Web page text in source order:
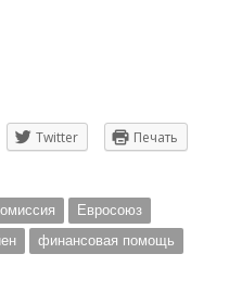
Twitter Печать
Евросоюз
финансовая помощь